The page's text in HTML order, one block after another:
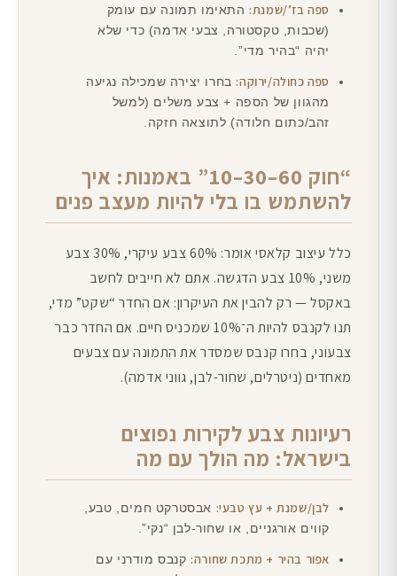
ספה בז’/שמנת:התאימו תמונה עם עומק
(שכבות, טקסטורה, צבעי אדמה) כדי שלא
יהיה “בהיר מדי”.
ספה כחולה/ירוקה:בחרו יצירה שמכילה נגיעה
מהגוון של הספה + צבע משלים (למשל
זהב/כתום חלודה) לתוצאה חזקה.
“חוק 60–30–10” באמנות: איך
להשתמש בו בלי להיות מעצב פנים
כלל עיצוב קלאסי אומר: 60% צבע עיקרי, 30% צבע
משני, 10% צבע הדגשה. אתם לא חייבים לחשב
באקסל — רק להבין את העיקרון: אם החדר “שקט” מדי,
תנו לקנבס להיות ה־10% שמכניס חיים. אם החדר כבר
צבעוני, בחרו קנבס שמסדר את התמונה עם צבעים
מאחדים (ניטרלים, שחור-לבן, גווני אדמה).
רעיונות צבע לקירות נפוצים
בישראל: מה הולך עם מה
לבן/שמנת + עץ טבעי: אבסטרקט חמים, טבע,
קווים אורגניים, או שחור-לבן “נקי”.
אפור בהיר + מתכת שחורה:קנבס מודרני עם